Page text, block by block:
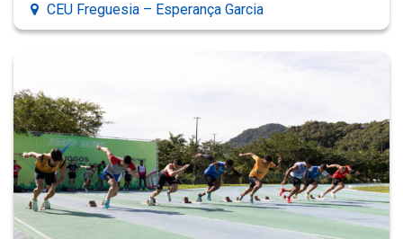
CEU Freguesia – Esperança Garcia